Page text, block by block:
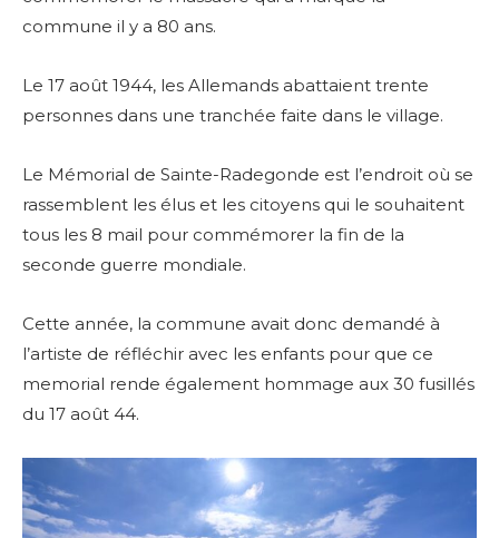
commune il y a 80 ans.
Le 17 août 1944, les Allemands abattaient trente
personnes dans une tranchée faite dans le village.
Le Mémorial de Sainte-Radegonde est l’endroit où se
rassemblent les élus et les citoyens qui le souhaitent
tous les 8 mail pour commémorer la fin de la
seconde guerre mondiale.
Cette année, la commune avait donc demandé à
l’artiste de réfléchir avec les enfants pour que ce
memorial rende également hommage aux 30 fusillés
du 17 août 44.